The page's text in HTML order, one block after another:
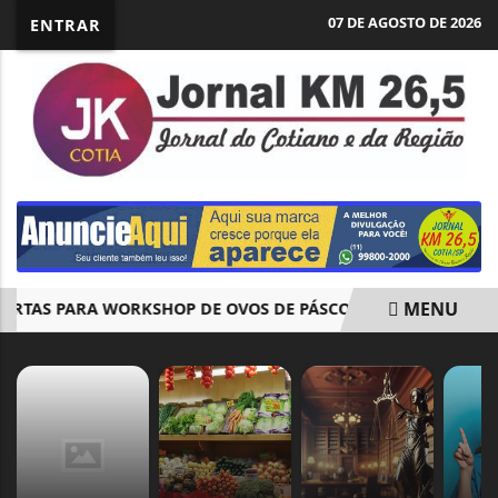
ENTRAR 07 DE AGOSTO DE 2026
PARA WORKSHOP DE OVOS DE PÁSCOA PROJETO
MENU